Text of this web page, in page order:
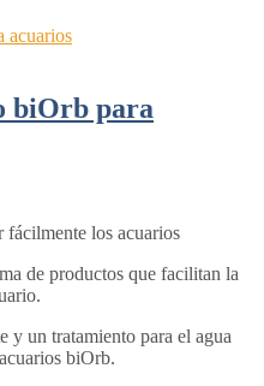
biOrb para
fácilmente los acuarios
de productos que facilitan la
y un tratamiento para el agua
biOrb.